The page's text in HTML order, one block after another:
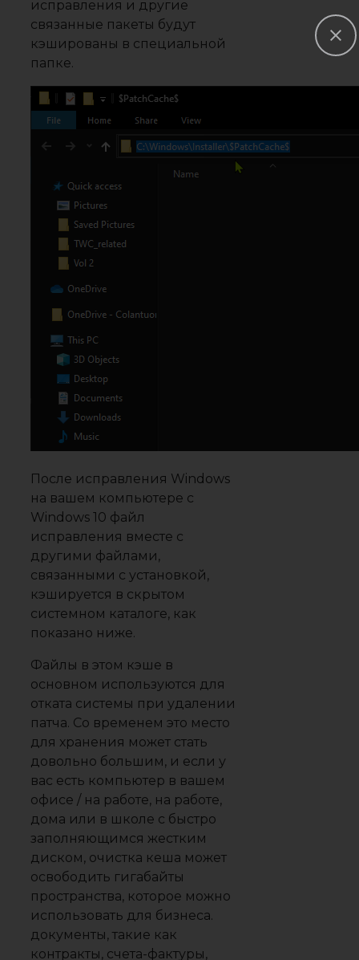
исправления и другие
связанные пакеты будут
кэшированы в специальной
папке.
После исправления Windows
на вашем компьютере с
Windows 10 файл
исправления вместе с
другими файлами,
связанными с установкой,
кэшируется в скрытом
системном каталоге, как
показано ниже.
Файлы в этом кэше в
основном используются для
отката системы при удалении
патча. Со временем это место
для хранения может стать
довольно большим, и если у
вас есть компьютер в вашем
офисе / на работе, на работе,
дома или в школе с быстро
заполняющимся жестким
диском, очистка кеша может
освободить гигабайты
пространства, которое можно
использовать для бизнеса.
документы, такие как
контракты, счета-фактуры,